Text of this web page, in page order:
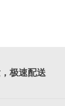
极速配送